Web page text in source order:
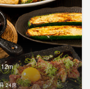
24席